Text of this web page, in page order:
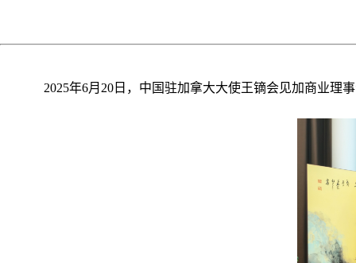
2025年6月20日，中国驻加拿大大使王镝会见加商业理